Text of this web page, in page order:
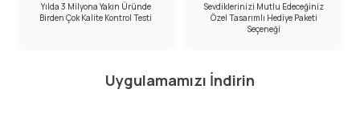
Yılda 3 Milyona Yakın Üründe
Birden Çok Kalite Kontrol Testi
Sevdiklerinizi Mutlu Edeceğiniz
Özel Tasarımlı Hediye Paketi
Seçeneği
Uygulamamızı İndirin